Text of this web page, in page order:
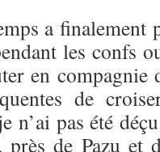
a finalement
les confs
en
de
n’ai pas été
près de Pazu et